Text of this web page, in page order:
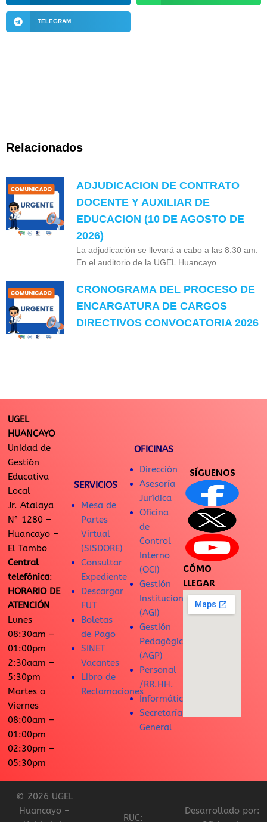
TELEGRAM
Relacionados
ADJUDICACION DE CONTRATO
DOCENTE Y AUXILIAR DE
EDUCACION (10 DE AGOSTO DE
2026)
La adjudicación se llevará a cabo a las 8:30 am.
En el auditorio de la UGEL Huancayo.
CRONOGRAMA DEL PROCESO DE
ENCARGATURA DE CARGOS
DIRECTIVOS CONVOCATORIA 2026
UGEL
HUANCAYO
Unidad de
Gestión
Educativa
Local
Jr. Atalaya
N° 1280 –
Huancayo –
El Tambo
Central
telefónica:
HORARIO DE
ATENCIÓN
Lunes
08:30am –
01:00pm
2:30aam –
5:30pm
Martes a
Viernes
08:00am –
01:00pm
02:30pm –
05:30pm
SERVICIOS
Mesa de
Partes
Virtual
(SISDORE)
Consultar
Expediente
Descargar
FUT
Boletas
de Pago
SINET
Vacantes
Libro de
Reclamaciones
OFICINAS
Dirección
Asesoría
Jurídica
Oficina
de
Control
Interno
(OCI)
Gestión
Institucional
(AGI)
Gestión
Pedagógica
(AGP)
Personal
/RR.HH.
Informática
Secretaría
General
SÍGUENOS
CÓMO
LLEGAR
© 2026 UGEL
Huancayo –
RUC:
Desarrollado por: